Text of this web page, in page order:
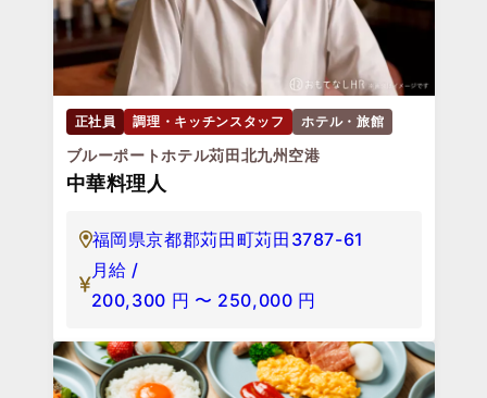
正社員 調理・キッチンスタッフ ホテル・旅館
ブルーポートホテル苅田北九州空港
中華料理人
福岡県京都郡苅田町苅田3787-61
月給 /
200,300 円 〜 250,000 円